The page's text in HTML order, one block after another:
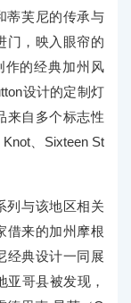
蒂芙尼的传承与
门，映入眼帘的
作的经典加州风
设计的定制灯
来自多个标志性
、Sixteen St
列与该地区相关
借来的加州摩根
经典设计一同展
亚哥县被发现，